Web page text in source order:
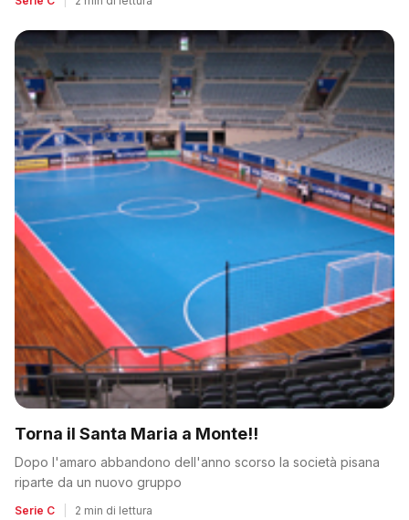
Torna il Santa Maria a Monte!!
Dopo l'amaro abbandono dell'anno scorso la società pisana
riparte da un nuovo gruppo
Serie C 2 min di lettura